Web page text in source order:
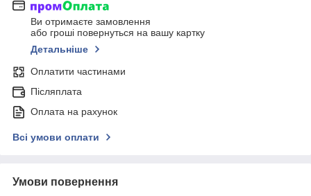
Ви отримаєте замовлення
або гроші повернуться на вашу картку
Детальніше
Оплатити частинами
Післяплата
Оплата на рахунок
Всі умови оплати
Умови повернення